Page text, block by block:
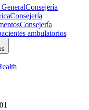
Consejería
Consejería
Consejería
ambulatorios